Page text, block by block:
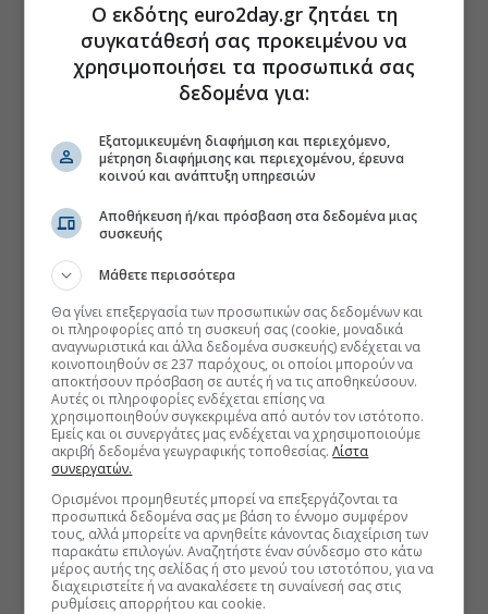
Ο εκδότης euro2day.gr ζητάει τη
συγκατάθεσή σας προκειμένου να
χρησιμοποιήσει τα προσωπικά σας
δεδομένα για:
Εξατομικευμένη διαφήμιση και περιεχόμενο,
μέτρηση διαφήμισης και περιεχομένου, έρευνα
κοινού και ανάπτυξη υπηρεσιών
Αποθήκευση ή/και πρόσβαση στα δεδομένα μιας
συσκευής
Μάθετε περισσότερα
Θα γίνει επεξεργασία των προσωπικών σας δεδομένων και
οι πληροφορίες από τη συσκευή σας (cookie, μοναδικά
αναγνωριστικά και άλλα δεδομένα συσκευής) ενδέχεται να
κοινοποιηθούν σε 237 παρόχους, οι οποίοι μπορούν να
αποκτήσουν πρόσβαση σε αυτές ή να τις αποθηκεύσουν.
Αυτές οι πληροφορίες ενδέχεται επίσης να
χρησιμοποιηθούν συγκεκριμένα από αυτόν τον ιστότοπο.
Εμείς και οι συνεργάτες μας ενδέχεται να χρησιμοποιούμε
ακριβή δεδομένα γεωγραφικής τοποθεσίας.Λίστα
συνεργατών.
Ορισμένοι προμηθευτές μπορεί να επεξεργάζονται τα
προσωπικά δεδομένα σας με βάση το έννομο συμφέρον
τους, αλλά μπορείτε να αρνηθείτε κάνοντας διαχείριση των
παρακάτω επιλογών. Αναζητήστε έναν σύνδεσμο στο κάτω
μέρος αυτής της σελίδας ή στο μενού του ιστοτόπου, για να
διαχειριστείτε ή να ανακαλέσετε τη συναίνεσή σας στις
ρυθμίσεις απορρήτου και cookie.